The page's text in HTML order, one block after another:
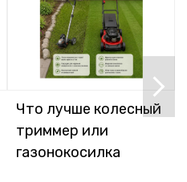
Что лучше колесный
триммер или
газонокосилка